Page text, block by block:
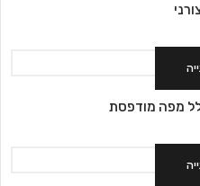
מפה מודפסת